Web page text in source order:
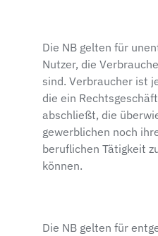
Die NB gelten für
Nutzer, die
sind. Verbraucher ist
die ein
abschließt, die
gewerblichen noch
beruflichen Tätigkeit
können.
Die NB gelten für